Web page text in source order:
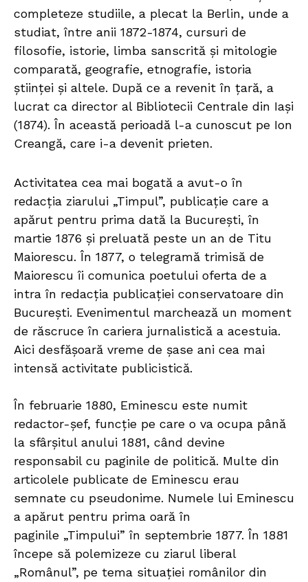
completeze studiile, a plecat la Berlin, unde a
studiat, între anii 1872-1874, cursuri de
filosofie, istorie, limba sanscrită și mitologie
comparată, geografie, etnografie, istoria
științei și altele. După ce a revenit în țară, a
lucrat ca director al Bibliotecii Centrale din Iaşi
(1874). În această perioadă l-a cunoscut pe Ion
Creangă, care i-a devenit prieten.
Activitatea cea mai bogată a avut-o în
redacția ziarului „Timpul”, publicație care a
apărut pentru prima dată la Bucureşti, în
martie 1876 și preluată peste un an de Titu
Maiorescu. În 1877, o telegramă trimisă de
Maiorescu îi comunica poetului oferta de a
intra în redacția publicației conservatoare din
București. Evenimentul marchează un moment
de răscruce în cariera jurnalistică a acestuia.
Aici desfășoară vreme de şase ani cea mai
intensă activitate publicistică.
În februarie 1880, Eminescu este numit
redactor-șef, funcție pe care o va ocupa până
la sfârșitul anului 1881, când devine
responsabil cu paginile de politică. Multe din
articolele publicate de Eminescu erau
semnate cu pseudonime. Numele lui Eminescu
a apărut pentru prima oară în
paginile „Timpului” în septembrie 1877. În 1881
începe să polemizeze cu ziarul liberal
„Românul”, pe tema situației românilor din